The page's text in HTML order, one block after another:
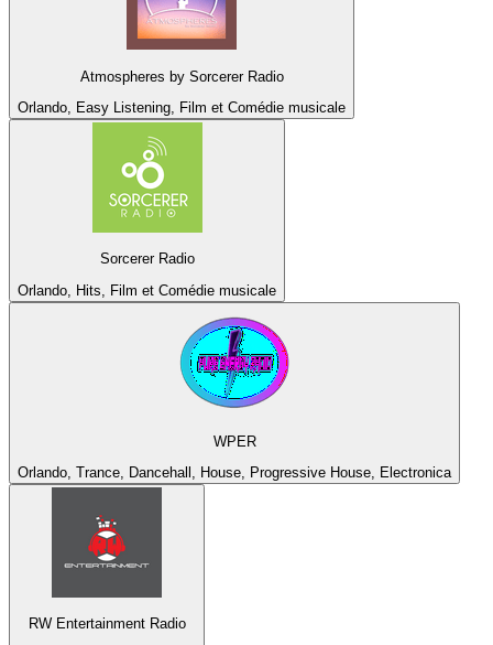
Atmospheres by Sorcerer Radio
Orlando, Easy Listening, Film et Comédie musicale
Sorcerer Radio
Orlando, Hits, Film et Comédie musicale
WPER
Orlando, Trance, Dancehall, House, Progressive House, Electronica
RW Entertainment Radio